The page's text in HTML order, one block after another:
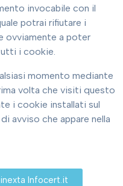
invocabile con il
potrai rifiutare i
ovviamente a poter
i cookie.
momento mediante
volta che visiti questo
i cookie installati sul
avviso che appare nella
Infocert.it